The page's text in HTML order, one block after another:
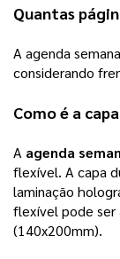
Quantas
A agenda
considerando
Como é a
A agenda
flexível. A capa
laminação
flexível pode ser
(140x200mm).